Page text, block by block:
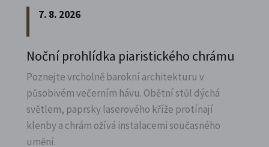
7. 8. 2026
Noční prohlídka piaristického chrámu
Poznejte vrcholně barokní architekturu v
působivém večerním hávu. Obětní stůl dýchá
světlem, paprsky laserového kříže protínají
klenby a chrám ožívá instalacemi současného
umění.